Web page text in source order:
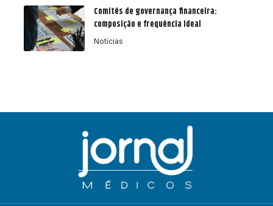
Comitês de governança financeira:
composição e frequência ideal
Notícias